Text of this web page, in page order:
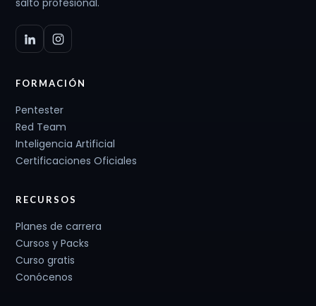
salto profesional.
FORMACIÓN
Pentester
Red Team
Inteligencia Artificial
Certificaciones Oficiales
RECURSOS
Planes de carrera
Cursos y Packs
Curso gratis
Conócenos